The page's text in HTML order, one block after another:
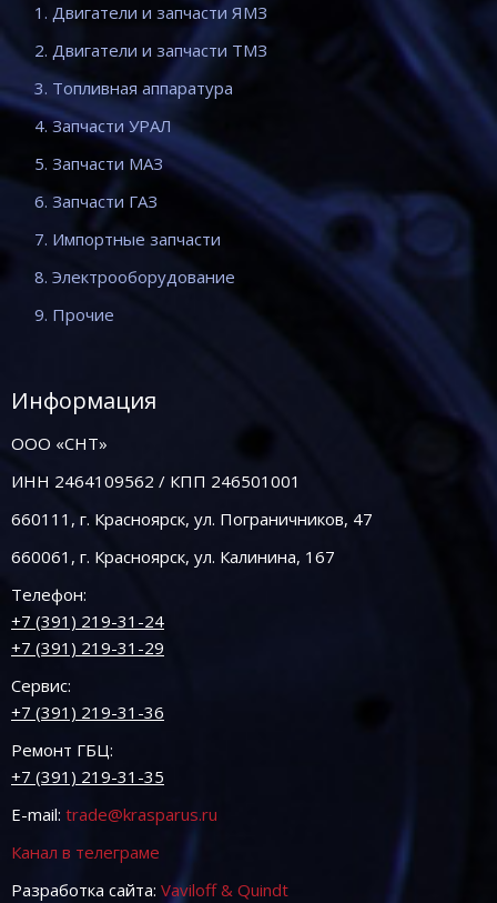
1. Двигатели и запчасти ЯМЗ
2. Двигатели и запчасти ТМЗ
3. Топливная аппаратура
4. Запчасти УРАЛ
5. Запчасти МАЗ
6. Запчасти ГАЗ
7. Импортные запчасти
8. Электрооборудование
9. Прочие
Информация
ООО «СНТ»
ИНН 2464109562 / КПП 246501001
660111, г. Красноярск, ул. Пограничников, 47
660061, г. Красноярск, ул. Калинина, 167
Телефон:
+7 (391) 219-31-24
+7 (391) 219-31-29
Сервис:
+7 (391) 219-31-36
Ремонт ГБЦ:
+7 (391) 219-31-35
E-mail: trade@krasparus.ru
Канал в телеграме
Разработка сайта: Vaviloff & Quindt